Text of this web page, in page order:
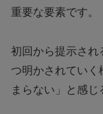
重要な要素です。
初回から提示され
つ明かされていく
まらない」と感じ